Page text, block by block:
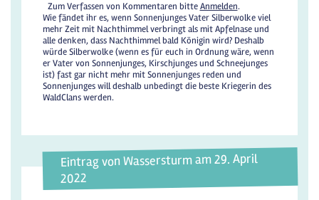
Zum Verfassen von Kommentaren bitteAnmelden.
Wie fändet ihr es, wenn Sonnenjunges Vater Silberwolke viel
mehr Zeit mit Nachthimmel verbringt als mit Apfelnase und
alle denken, dass Nachthimmel bald Königin wird? Deshalb
würde Silberwolke (wenn es für euch in Ordnung wäre, wenn
er Vater von Sonnenjunges, Kirschjunges und Schneejunges
ist) fast gar nicht mehr mit Sonnenjunges reden und
Sonnenjunges will deshalb unbedingt die beste Kriegerin des
WaldClans werden.
Eintrag von Wassersturm am 29. April
2022